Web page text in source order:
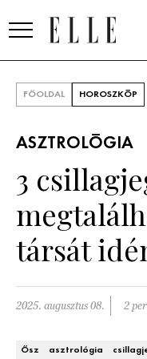
SZÉPSÉG
KULTÚRA
ÉLETMÓD
PÁRKAPCSOLAT
FŐOLDAL HOROSZKÓP
ASZTROLÓGIA
3
társát
2025. augusztus 08. 2
Ősz asztrológia